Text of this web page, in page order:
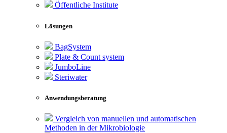
Öffentliche Institute
Lösungen
BagSystem
Plate & Count system
JumboLine
Steriwater
Anwendungsberatung
Vergleich von manuellen und automatischen
Methoden in der Mikrobiologie